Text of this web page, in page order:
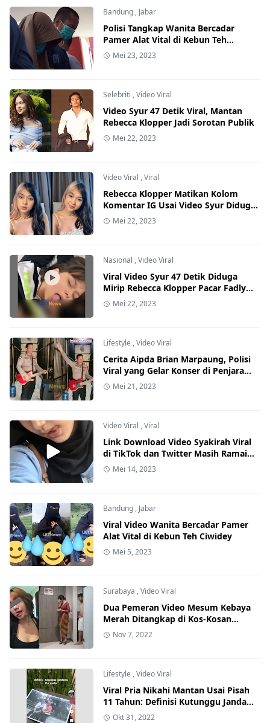
Bandung, Jabar
Polisi Tangkap Wanita Bercadar
Pamer Alat Vital di Kebun Teh
Ciwidey
Mei 23, 2023
Selebriti ,Video Viral
Video Syur 47 Detik Viral, Mantan
Rebecca Klopper Jadi Sorotan Publik
Mei 22, 2023
Video Viral ,Viral
Rebecca Klopper Matikan Kolom
Komentar IG Usai Video Syur Diduga
Mirip Dirinya Viral
Mei 22, 2023
Nasional ,Video Viral
Viral Video Syur 47 Detik Diduga
Mirip Rebecca Klopper Pacar Fadly
FaisalMei 22, 2023
Lifestyle ,Video Viral
Cerita Aipda Brian Marpaung, Polisi
Viral yang Gelar Konser di Penjara
untuk Hibur Tahanan
Mei 21, 2023
Video Viral ,Viral
Link Download Video Syakirah Viral
di TikTok dan Twitter Masih Ramai
Diburu Netizen
Mei 14, 2023
Bandung, Jabar
Viral Video Wanita Bercadar Pamer
Alat Vital di Kebun Teh Ciwidey
Mei 5, 2023
Surabaya ,Video Viral
Dua Pemeran Video Mesum Kebaya
Merah Ditangkap di Kos-Kosan
Medokan
Nov 7, 2022
Lifestyle ,Video Viral
Viral Pria Nikahi Mantan Usai Pisah
11 Tahun: Definisi Kutunggu Jandamu
Itu Nyata
Okt 31, 2022